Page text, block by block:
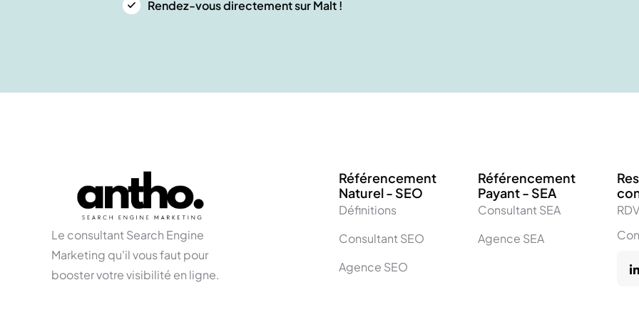
Rendez-vous directement sur Malt !
Le consultant Search Engine
Marketing qu'il vous faut pour
booster votre visibilité en ligne.
Référencement
Naturel - SEO
Définitions
Consultant SEO
Agence SEO
Référencement
Payant - SEA
Consultant SEA
Agence SEA